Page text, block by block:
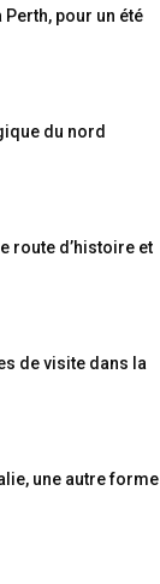
pour un été
du nord
route d’histoire et
de visite dans la
une autre forme